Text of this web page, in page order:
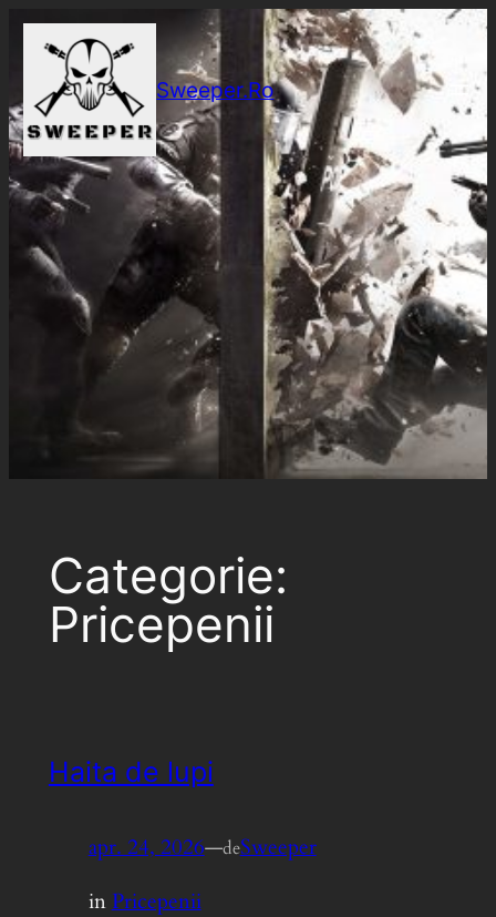
Sari
conținut
Sweeper.Ro
Categorie:
Pricepenii
Haita de lupi
apr. 24, 2026—deSweeper
inPricepenii